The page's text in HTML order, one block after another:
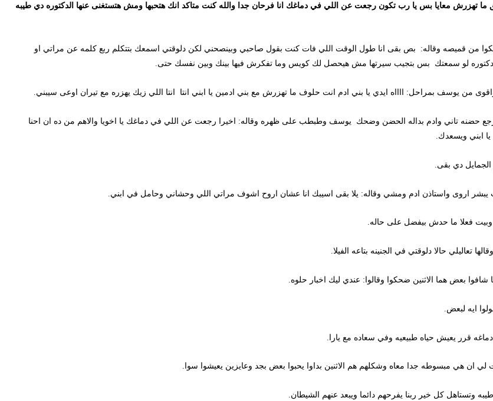
معايا بس يا رب تكون رجعت عن اللي في دماغك انا فرحان جدا والله كنت متاكد انك هتحبها ومش هتستغنى عنها الدكتوره دي طيبه
قميصه وقاله: بص بقى انا طول الوقت اللي فات كنت بقول صاحبي وبينصحني لكن دلوقتي اسمعك بتتكلم ربع كلمه عن مراتي او
لو سمعتك بس بتجيب سيرتها مش هيحصل لك كويس وما تفكرش فيها بينك وبين نفسك حتى.
بمراحل: ااااه ايدي يا بني ادم انت حلوف ما تهزرش مع بني ادمين يا ابني انتا انتا اللي زيك يهزره مع تيران اوعى سيبني.
تاني وادم بداله الحضن وضحك يوسف وطبطب على ظهره وقاله: اخيرا رجعت عن اللي في دماغك يا اخويا والاهم من ده ان احنا
ويسعدك.
دي بقى.
واستاذن ادم ومشي وقاله: يلا بقى اسيبك انا عشان اروح اشوف مراتي اللي وحشاني وحامل في ابني.
ما حدش بيفضل على حاله.
حالا دلوقتي في الجنينه بتاعه الفيلا.
بعض هما الاثنين ضحكوا وقالوا: عندي ليك اخبار حلوه.
لبعض.
يعيش حياه طبيعيه وفي سعاده مع يارا.
هي مبسوطه جدا معاه وشكلهم هم الاثنين بداوا يحبوا بعض بجد وعايزين يعيشوا سوا.
كل خير ربنا يفرحهم دائما ويبعد عنهم الشيطان.